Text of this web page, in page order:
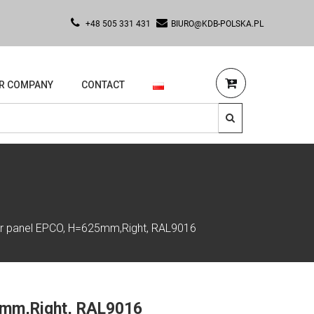
+48 505 331 431 BIURO@KDB-POLSKA.PL
COMPANY CONTACT
panel EPCO, H=625mm,Right, RAL9016
RAL9016